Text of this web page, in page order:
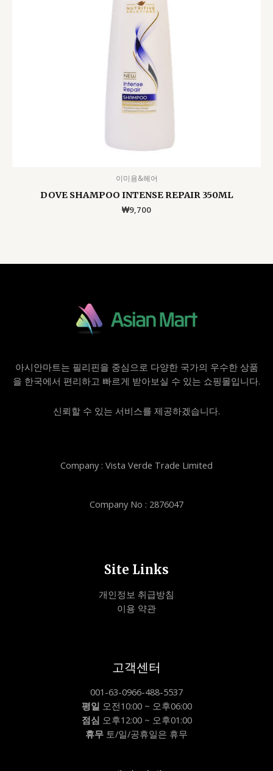
이미용&헤어
DOVE SHAMPOO INTENSE REPAIR 350ML
₩9,700
아시안마트는 필리핀을 중심으로 다양한 국가의 우수한 상품
을 한국에서 편리하고 빠르게 받아보실 수 있는 쇼핑몰입니다.
신뢰할 수 있는 서비스를 제공하겠습니다.
Company : Vista Verde Trade Limited
Company No : 2876047
Site Links
개인정보 취급방침
이용 약관
고객센터
001-63-0966-488-5537
평일 오전10:00 ~ 오후06:00
점심 오후12:00 ~ 오후01:00
휴무 토/일/공휴일은 휴무